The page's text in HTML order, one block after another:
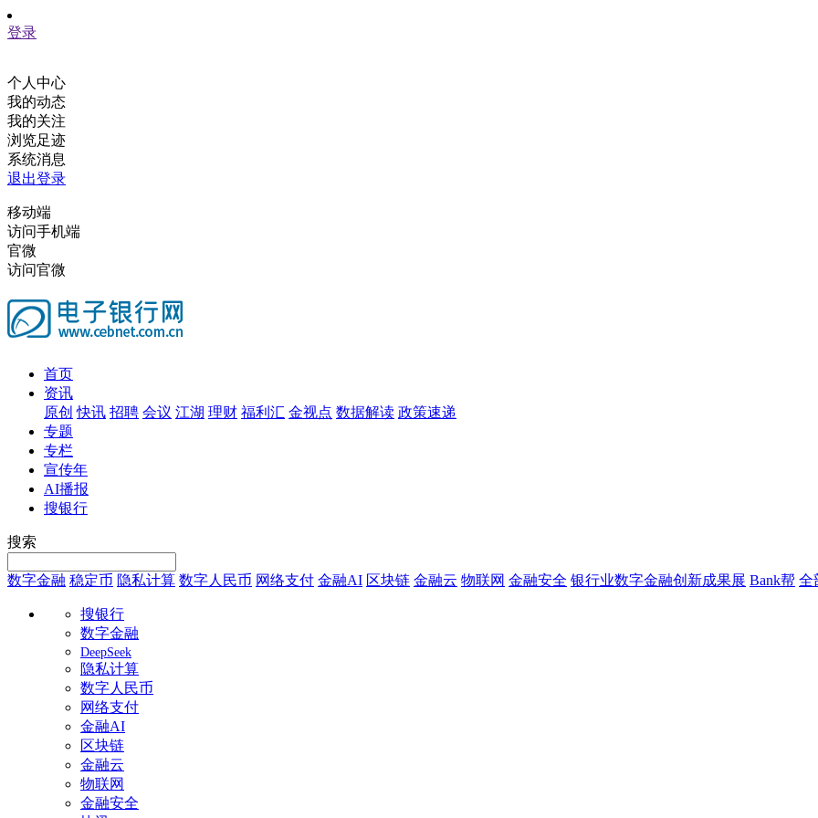
登录
个人中心
我的动态
我的关注
浏览足迹
系统消息
退出登录
移动端
访问手机端
官微
访问官微
首页
资讯
原创 快讯 招聘 会议 江湖 理财 福利汇 金视点 数据解读 政策速递
专题
专栏
宣传年
AI播报
搜银行
搜索
数字金融 稳定币 隐私计算 数字人民币 网络支付 金融AI 区块链 金融云 物联网 金融安全 银行业数字金融创新成果展 Bank帮 全
搜银行
数字金融
DeepSeek
隐私计算
数字人民币
网络支付
金融AI
区块链
金融云
物联网
金融安全